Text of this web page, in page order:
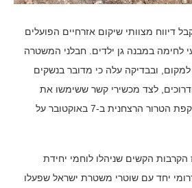
דיווח מצוותי שיקום אזרחיים הפועלים
לחימה במבנה גן ילדים. חבלני המשטרה
ובבדיקה עלה כי מדובר בנשקים
ודרוכים, לצד מכשירי קשר ששימשו את
מחבלי חמאס במהלך מתקפת הטרור הרצחנית ב-7 באוקטובר על
הקשים שניהלו לוחמי יחידת
יחד עם שוטרי משטרת ישראל שפעלו